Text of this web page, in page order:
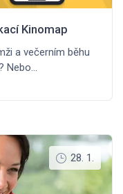
Kinomap
a večerním běhu
Nebo…
28. 1.